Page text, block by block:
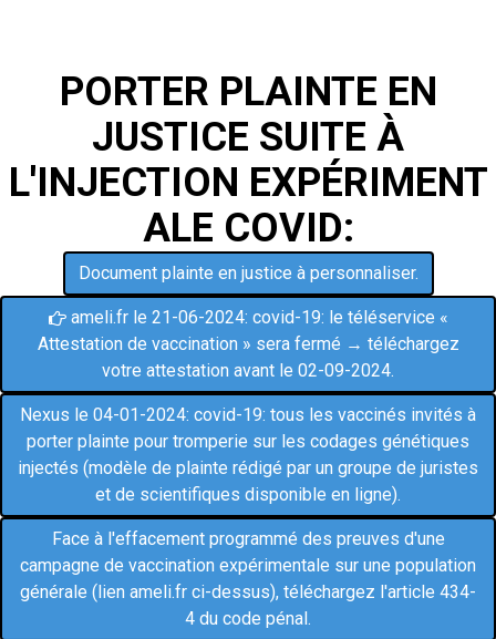
PORTER PLAINTE EN
JUSTICE SUITE À
L'INJECTION EXPÉRIMENT
ALE COVID:
Document plainte en justice à personnaliser.
ameli.fr le 21-06-2024: covid-19: le téléservice «
Attestation de vaccination » sera fermé → téléchargez
votre attestation avant le 02-09-2024.
Nexus le 04-01-2024: covid-19: tous les vaccinés invités à
porter plainte pour tromperie sur les codages génétiques
injectés (modèle de plainte rédigé par un groupe de juristes
et de scientifiques disponible en ligne).
Face à l'effacement programmé des preuves d'une
campagne de vaccination expérimentale sur une population
générale (lien ameli.fr ci-dessus), téléchargez l'article 434-
4 du code pénal.